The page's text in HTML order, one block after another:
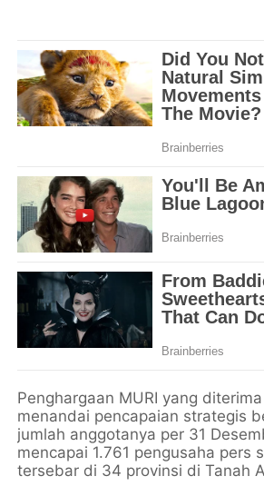
Penghargaan MURI yang
menandai pencapaian strategis
jumlah anggotanya per 31
mencapai 1.761 pengusaha pers
tersebar di 34 provinsi di Tanah